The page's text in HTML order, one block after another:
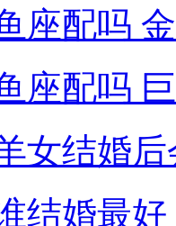
座配吗
座配吗
女结婚
结婚最